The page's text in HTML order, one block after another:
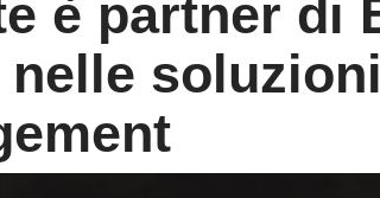
è partner di
nelle